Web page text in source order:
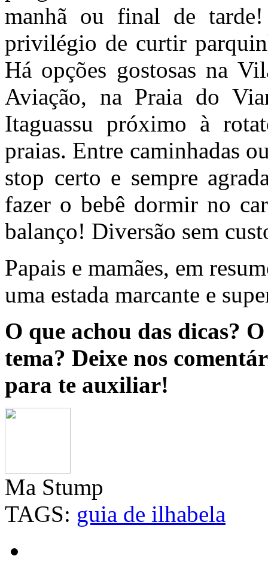
manhã ou final de
privilégio de curtir
Há opções gostosas na
Aviação, na Praia do
Itaguassu próximo à
praias. Entre caminhadas
stop certo e sempre
fazer o bebê dormir no
balanço! Diversão sem
Papais e mamães, em
uma estada marcante e
O que achou das dicas?
tema? Deixe nos
para te auxiliar!
Ma Stump
TAGS: guia de ilhabela